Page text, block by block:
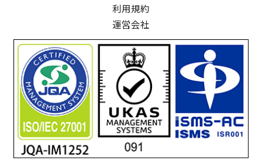
利用規約
運営会社